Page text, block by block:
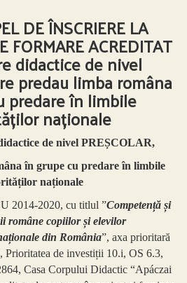
DE ÎNSCRIERE LA
FORMARE ACREDITAT
didactice de nivel
predau limba româna
predare în limbile
naționale
de nivel PREȘCOLAR,
în grupe cu predare în limbile
naționale
2014-2020, cu titlul ”Competență și
române copiilor și elevilor
din România”, axa prioritară
Prioritatea de investiții 10.i, OS 6.3,
Casa Corpului Didactic “Apáczai